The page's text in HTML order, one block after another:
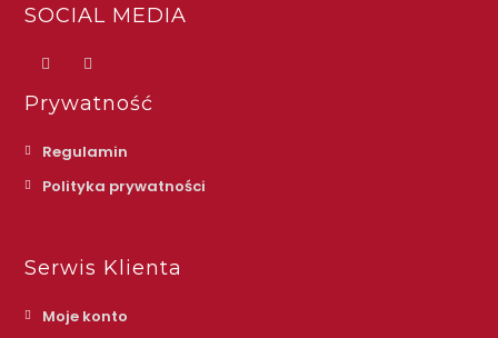
SOCIAL MEDIA
Prywatność
Regulamin
Polityka prywatności
Serwis Klienta
Moje konto